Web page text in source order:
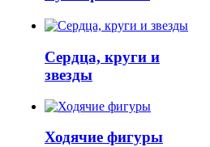
Сердца, круги и
звезды
Ходячие фигуры